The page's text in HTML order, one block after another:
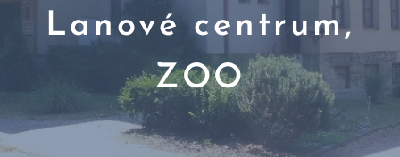
Lanové centrum,
ZOO